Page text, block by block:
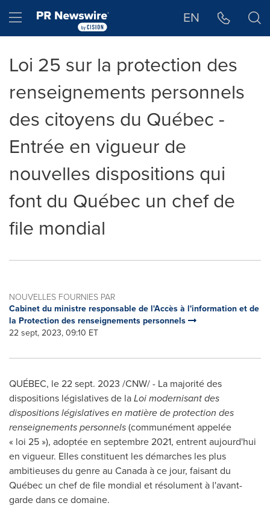
Hamburger menu EN
Loi 25 sur la protection des
renseignements personnels
des citoyens du Québec -
Entrée en vigueur de
nouvelles dispositions qui
font du Québec un chef de
file mondial
NOUVELLES FOURNIES PAR
Cabinet du ministre responsable de l'Accès à l'information et de
la Protection des renseignements personnels
22 sept, 2023, 09:10 ET
QUÉBEC, le22 sept. 2023 /CNW/ - La majorité des
dispositions législatives de laLoi modernisant des
dispositions législatives en matière de protection des
renseignements personnels(communément appelée
« loi 25 »), adoptée en septembre 2021, entrent aujourd'hui
en vigueur. Elles constituent les démarches les plus
ambitieuses du genre au Canadaà ce jour, faisant du
Québec un chef de file mondial et résolument à l'avant-
garde dans ce domaine.